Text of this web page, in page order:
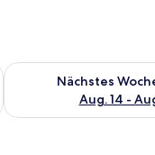
Aug. 7 -
Nächstes
Aug. 14 -
Überprüfe die